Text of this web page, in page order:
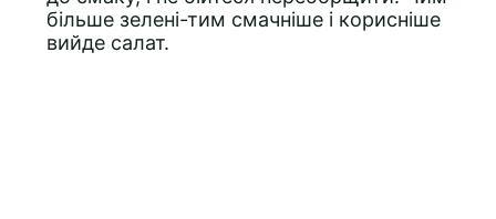
більше зелені-тим смачніше і корисніше
вийде салат.